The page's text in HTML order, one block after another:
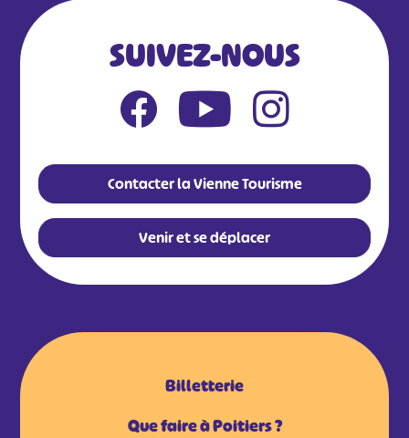
SUIVEZ-NOUS
Contacter la Vienne Tourisme
Venir et se déplacer
Billetterie
Que faire à Poitiers ?